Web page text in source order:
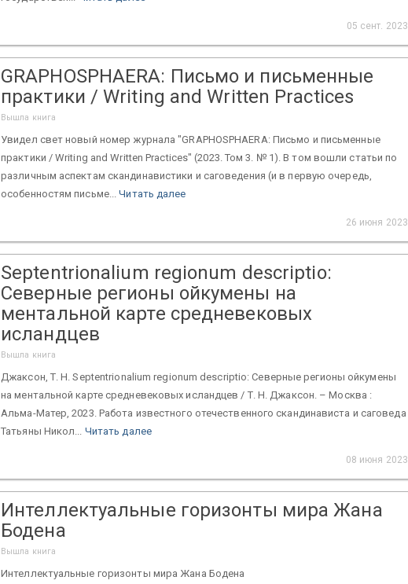
05 сент. 2023
GRAPHOSPHAERA: Письмо и письменные
практики / Writing and Written Practices
Вышла книга
Увидел свет новый номер журнала "GRAPHOSPHAERA: Письмо и письменные
практики / Writing and Written Practices" (2023. Том 3. № 1). В том вошли статьи по
различным аспектам скандинавистики и саговедения (и в первую очередь,
особенностям письме...Читать далее
26 июня 2023
Septentrionalium regionum descriptio:
Северные регионы ойкумены на
ментальной карте средневековых
исландцев
Вышла книга
Джаксон, Т. Н. Septentrionalium regionum descriptio: Северные регионы ойкумены
на ментальной карте средневековых исландцев / Т. Н. Джаксон. – Москва :
Альма-Матер, 2023. Работа известного отечественного скандинависта и саговеда
Татьяны Никол... Читать далее
08 июня 2023
Интеллектуальные горизонты мира Жана
Бодена
Вышла книга
Интеллектуальные горизонты мира Жана Бодена